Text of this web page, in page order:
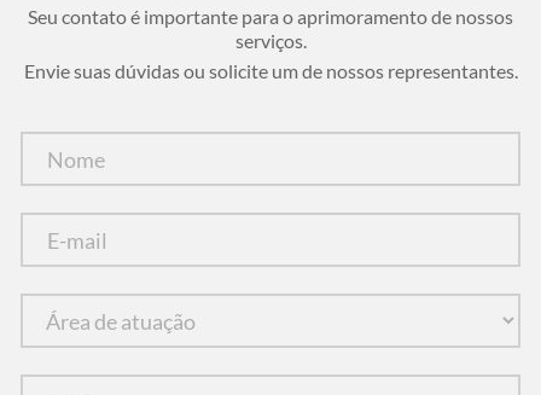
Seu contato é importante para o aprimoramento de nossos
serviços.
Envie suas dúvidas ou solicite um de nossos representantes.